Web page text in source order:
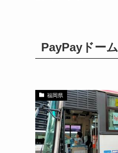
PayPayドーム
福岡県